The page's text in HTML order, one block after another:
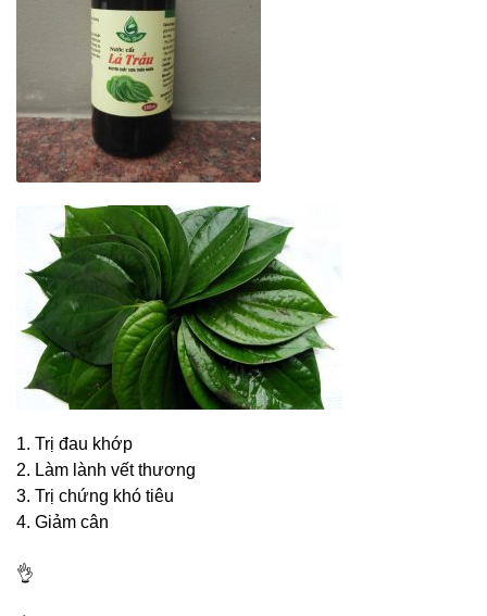
1. Trị đau khớp
2. Làm lành vết thương
3. Trị chứng khó tiêu
4. Giảm cân
👌